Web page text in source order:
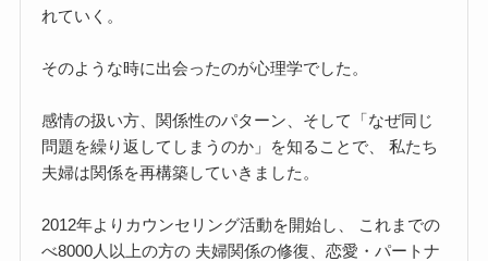
れていく。
そのような時に出会ったのが心理学でした。
感情の扱い方、関係性のパターン、そして「なぜ同じ
問題を繰り返してしまうのか」を知ることで、 私たち
夫婦は関係を再構築していきました。
2012年よりカウンセリング活動を開始し、 これまでの
べ8000人以上の方の 夫婦関係の修復、恋愛・パートナ